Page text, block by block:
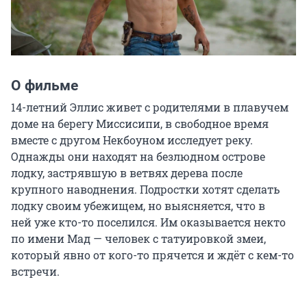
О фильме
14-летний Эллис живет с родителями в плавучем
доме на берегу Миссисипи, в свободное время
вместе с другом Некбоуном исследует реку.
Однажды они находят на безлюдном острове
лодку, застрявшую в ветвях дерева после
крупного наводнения. Подростки хотят сделать
лодку своим убежищем, но выясняется, что в
ней уже кто-то поселился. Им оказывается некто
по имени Мад — человек с татуировкой змеи,
который явно от кого-то прячется и ждёт с кем-то
встречи.